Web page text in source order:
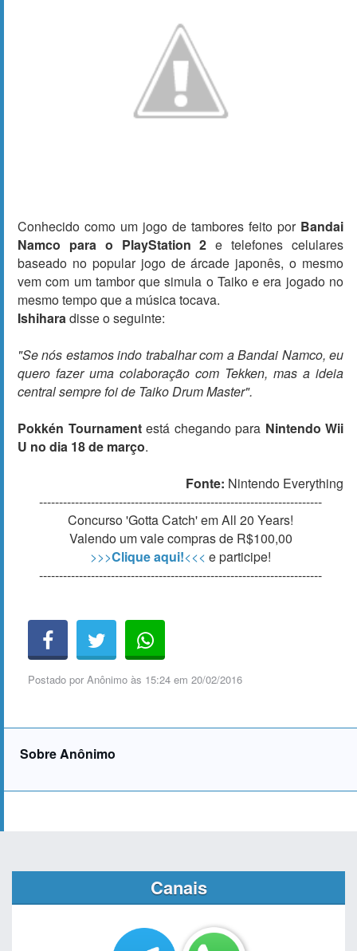
Conhecido como um jogo de tambores feito por Bandai
Namco para o PlayStation 2 e telefones celulares
baseado no popular jogo de árcade japonês, o mesmo
vem com um tambor que simula o Taiko e era jogado no
mesmo tempo que a música tocava.
Ishihara disse o seguinte:
"Se nós estamos indo trabalhar com a Bandai Namco, eu
quero fazer uma colaboração com Tekken, mas a ideia
central sempre foi de Taiko Drum Master".
Pokkén Tournament está chegando para Nintendo Wii
U no dia 18 de março.
Fonte: Nintendo Everything
-----------------------------------------------------------------------
Concurso 'Gotta Catch' em All 20 Years!
Valendo um vale compras de R$100,00
>>>Clique aqui!<<< e participe!
-----------------------------------------------------------------------
Postado por Anônimo às 15:24 em 20/02/2016
Sobre Anônimo
Canais